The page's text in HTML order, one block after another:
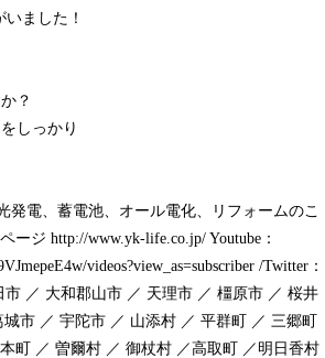
ました！
？
しっかり
発電、蓄電池、オール電化、リフォームのこ
ジ http://www.yk-life.co.jp/ Youtube：
videos?view_as=subscriber /Twitter：
市 ／ 大和郡山市 ／ 天理市 ／ 橿原市 ／ 桜井
市 ／ 宇陀市 ／ 山添村 ／ 平群町 ／ 三郷町
町 ／ 曽爾村 ／ 御杖村 ／高取町 ／明日香村